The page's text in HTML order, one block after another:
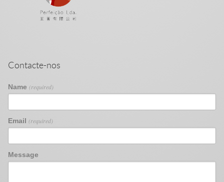
Contacte-nos
Name (required)
Email (required)
Message